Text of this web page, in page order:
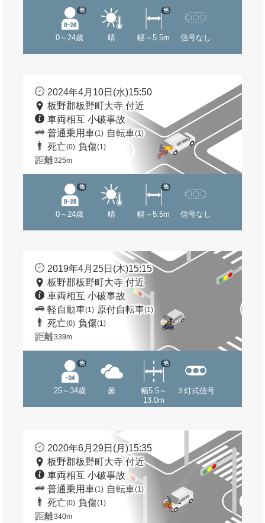
0～24歳
他
晴 幅～5.5m
他
信号なし
2024年4月10日(水)15:50
板野郡板野町大寺 付近
車両相互 小破事故
普通乗用車(1) 自転車(1)
死亡(0) 負傷(1)
距離325m
0～24歳
他
晴 幅～5.5m
他
信号なし
2019年4月25日(木)15:15
板野郡板野町大寺 付近
車両相互 小破事故
軽自動車(1) 原付自転車(1)
死亡(0) 負傷(1)
距離339m
25～34歳
他
曇
幅5.5～
13.0m
他
３灯式信号
2020年6月29日(月)15:35
板野郡板野町大寺 付近
車両相互 小破事故
普通乗用車(1) 自転車(1)
死亡(0) 負傷(1)
距離340m